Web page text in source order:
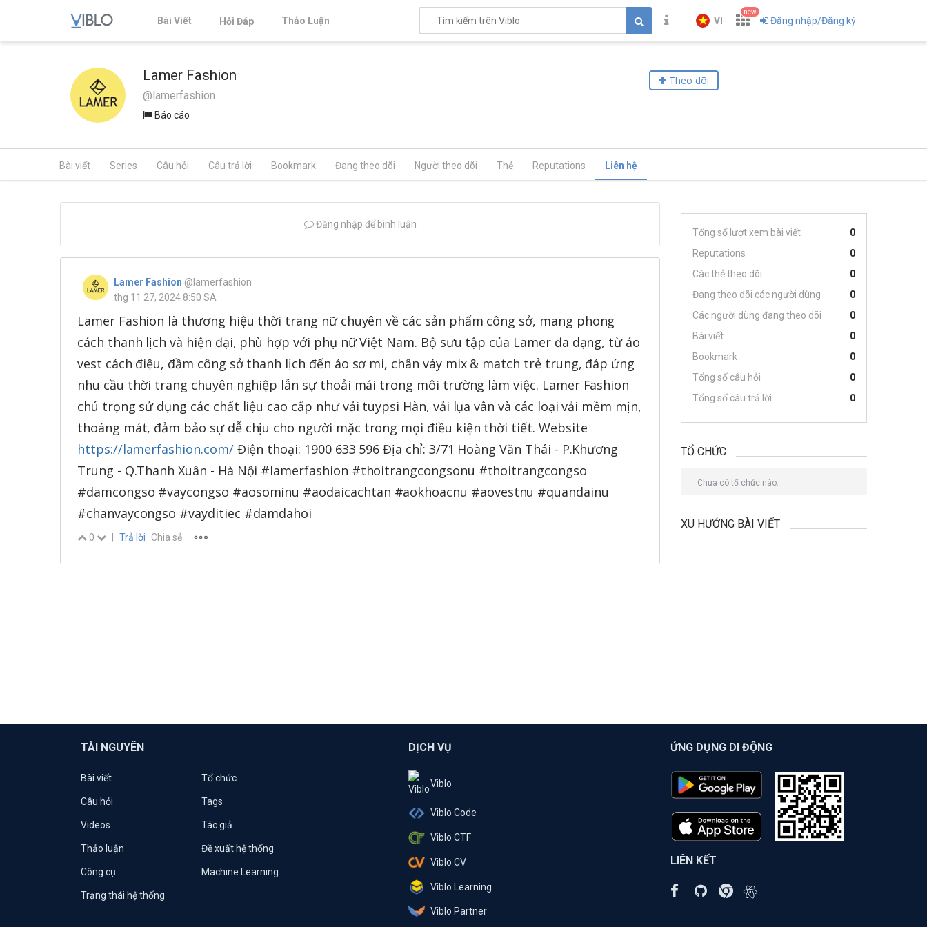
Bài Viết Hỏi Đáp Thảo Luận VI
new
Đăng nhập/Đăng ký
Lamer Fashion
@lamerfashion
Báo cáo
Theo dõi
Bài viết Series Câu hỏi Câu trả lời Bookmark Đang theo dõi Người theo dõi Thẻ Reputations Liên hệ
Đăng nhập để bình luận
Lamer Fashion @lamerfashion
thg 11 27, 2024 8:50 SA
Lamer Fashion là thương hiệu thời trang nữ chuyên về các sản phẩm công sở, mang phong
cách thanh lịch và hiện đại, phù hợp với phụ nữ Việt Nam. Bộ sưu tập của Lamer đa dạng, từ áo
vest cách điệu, đầm công sở thanh lịch đến áo sơ mi, chân váy mix & match trẻ trung, đáp ứng
nhu cầu thời trang chuyên nghiệp lẫn sự thoải mái trong môi trường làm việc. Lamer Fashion
chú trọng sử dụng các chất liệu cao cấp như vải tuypsi Hàn, vải lụa vân và các loại vải mềm mịn,
thoáng mát, đảm bảo sự dễ chịu cho người mặc trong mọi điều kiện thời tiết. Website
https://lamerfashion.com/Điện thoại: 1900 633 596 Địa chỉ: 3/71 Hoàng Văn Thái - P.Khương
Trung - Q.Thanh Xuân - Hà Nội #lamerfashion #thoitrangcongsonu #thoitrangcongso
#damcongso #vaycongso #aosominu #aodaicachtan #aokhoacnu #aovestnu #quandainu
#chanvaycongso #vayditiec #damdahoi
0 Trả lời Chia sẻ
Tổng số lượt xem bài viết
0
Reputations
0
Các thẻ theo dõi
0
Đang theo dõi các người dùng
0
Các người dùng đang theo dõi
0
Bài viết
0
Bookmark
0
Tổng số câu hỏi
0
Tổng số câu trả lời
0
TỔ CHỨC
Chưa có tổ chức nào.
XU HƯỚNG BÀI VIẾT
TÀI NGUYÊN
Bài viết Tổ chức
Câu hỏi Tags
Videos Tác giả
Thảo luận Đề xuất hệ thống
Công cụ Machine Learning
Trạng thái hệ thống
DỊCH VỤ
Viblo
Viblo Code
Viblo CTF
Viblo CV
Viblo Learning
Viblo Partner
ỨNG DỤNG DI ĐỘNG
LIÊN KẾT